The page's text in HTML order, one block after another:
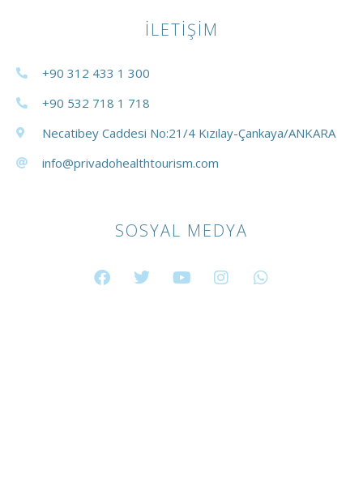
İLETIŞIM
+90 312 433 1 300
+90 532 718 1 718
Necatibey Caddesi No:21/4 Kızılay-Çankaya/ANKARA
info@privadohealthtourism.com
SOSYAL MEDYA